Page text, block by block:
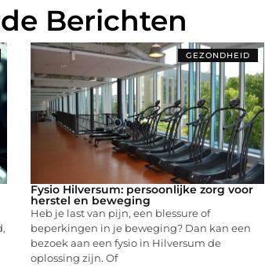
Berichten
GEZONDHEID
Fysio Hilversum: persoonlijke zorg voor
herstel en beweging
Heb je last van pijn, een blessure of
beperkingen in je beweging? Dan kan een
bezoek aan een fysio in Hilversum de
oplossing zijn. Of